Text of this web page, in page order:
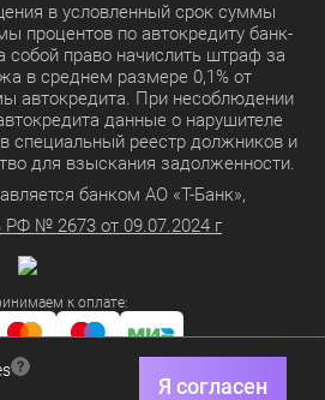
в условленный срок суммы
процентов по автокредиту банк-
собой право начислить штраф за
в среднем размере 0,1% от
автокредита. При несоблюдении
данные о нарушителе
специальный реестр должников и
для взыскания задолженности.
банком АО «Т-Банк»,
№ 2673 от 09.07.2024 г
к оплате:
обработки персональных данных
Я согласен